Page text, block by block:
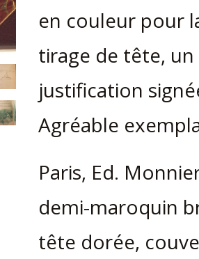
en couleur pour
tirage de tête, un
justification
Agréable
Paris, Ed.
demi-maroquin
tête dorée,